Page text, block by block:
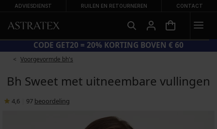
ADVIESDIENST RUILEN EN RETOURNEREN CONTACT
GROTE ZOMERSALE TOT -70%
Voorgevormde bh's
Bh Sweet met uitneembare vullingen
4,6 97 beoordeling